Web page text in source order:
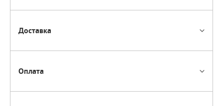
Доставка
Оплата